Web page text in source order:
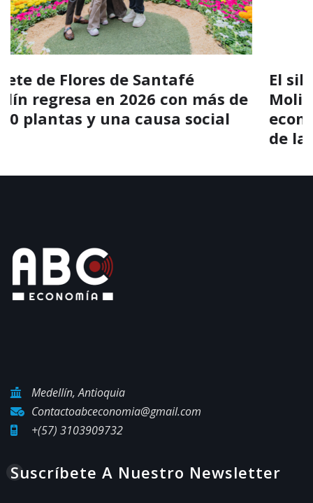
El silletero marioneta gigante de Los
Molinos impulsa el turismo y la
economía cultural durante la Feria
Medellín, Antioquia
Contactoabceconomia@gmail.com